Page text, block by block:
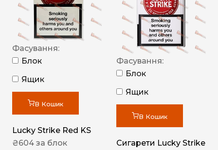
Фасування:
Блок
Ящик
В Кошик
Lucky Strike Red KS
₴604 за блок
Фасування:
Блок
Ящик
В Кошик
Сигарети Lucky Strike